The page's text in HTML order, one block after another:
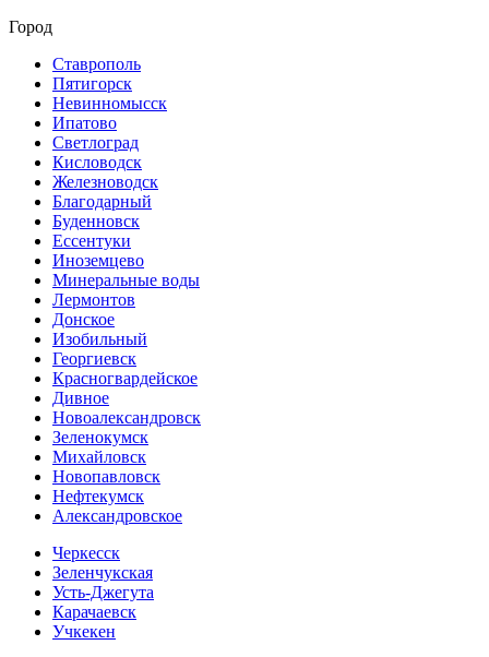
Город
Ставрополь
Пятигорск
Невинномысск
Ипатово
Светлоград
Кисловодск
Железноводск
Благодарный
Буденновск
Ессентуки
Иноземцево
Минеральные воды
Лермонтов
Донское
Изобильный
Георгиевск
Красногвардейское
Дивное
Новоалександровск
Зеленокумск
Михайловск
Новопавловск
Нефтекумск
Александровское
Черкесск
Зеленчукская
Усть-Джегута
Карачаевск
Учкекен